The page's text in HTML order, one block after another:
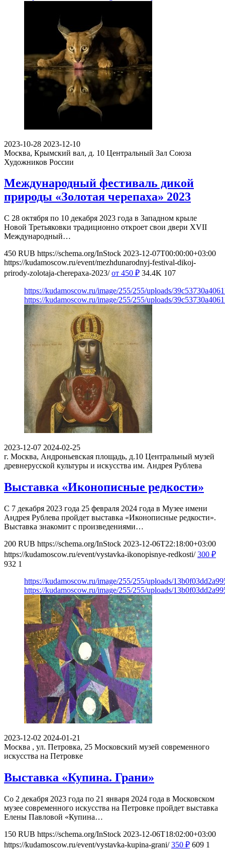
2023-10-28 2023-12-10
Москва, Крымский вал, д. 10 Центральный Зал Союза
Художников России
Международный фестиваль дикой
природы «Золотая черепаха» 2023
С 28 октября по 10 декабря 2023 года в Западном крыле
Новой Третьяковки традиционно откроет свои двери XVII
Международный…
450 RUB https://schema.org/InStock 2023-12-07T00:00:00+03:00
https://kudamoscow.ru/event/mezhdunarodnyj-festival-dikoj-
prirody-zolotaja-cherepaxa-2023/ от 450 ₽ 34.4K 107
https://kudamoscow.ru/image/255/255/uploads/
https://kudamoscow.ru/image/255/255/uploads/
2023-12-07 2024-02-25
г. Москва, Андроньевская площадь, д.10 Центральный музей
древнерусской культуры и искусства им. Андрея Рублева
Выставка «Иконописные редкости»
С 7 декабря 2023 года 25 февраля 2024 года в Музее имени
Андрея Рублева пройдет выставка «Иконописные редкости».
Выставка знакомит с произведениями…
200 RUB https://schema.org/InStock 2023-12-06T22:18:00+03:00
https://kudamoscow.ru/event/vystavka-ikonopisnye-redkosti/ 300 ₽
932 1
https://kudamoscow.ru/image/255/255/uploads/
https://kudamoscow.ru/image/255/255/uploads/
2023-12-02 2024-01-21
Москва , ул. Петровка, 25 Московский музей современного
искусства на Петровке
Выставка «Купина. Грани»
Со 2 декабря 2023 года по 21 января 2024 года в Московском
музее современного искусства на Петровке пройдет выставка
Елены Павловой «Купина…
150 RUB https://schema.org/InStock 2023-12-06T18:02:00+03:00
https://kudamoscow.ru/event/vystavka-kupina-grani/ 350 ₽ 609 1